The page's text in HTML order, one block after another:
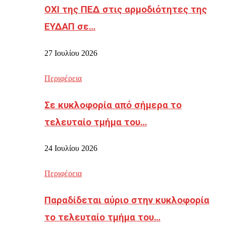
ΟΧΙ της ΠΕΔ στις αρμοδιότητες της
ΕΥΔΑΠ σε…
27 Ιουλίου 2026
Περιφέρεια
Σε κυκλοφορία από σήμερα το
τελευταίο τμήμα του…
24 Ιουλίου 2026
Περιφέρεια
Παραδίδεται αύριο στην κυκλοφορία
το τελευταίο τμήμα του…